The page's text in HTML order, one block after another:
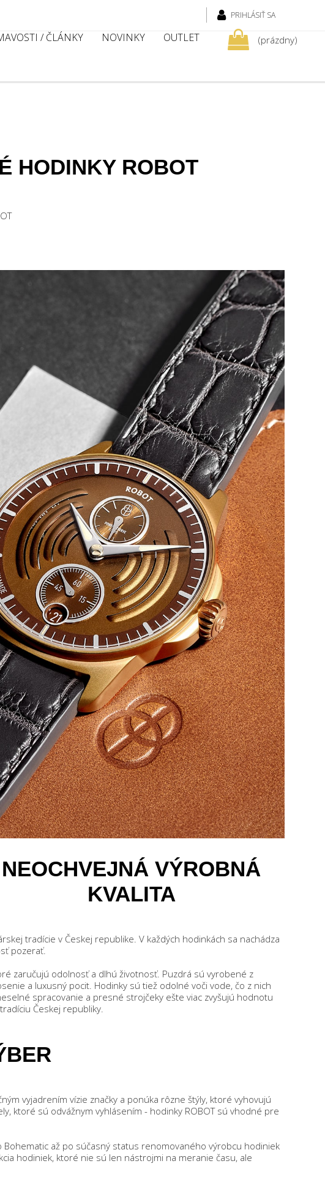
PRIHLÁSIŤ SA
/ ČLÁNKY NOVINKY OUTLET (prázdny)
HODINKY ROBOT
NEOCHVEJNÁ VÝROBNÁ
KVALITA
tradície v Českej republike. V každých hodinkách sa nachádza
pozerať.
zaručujú odolnosť a dlhú životnosť. Puzdrá sú vyrobené z
a luxusný pocit. Hodinky sú tiež odolné voči vode, čo z nich
spracovanie a presné strojčeky ešte viac zvyšujú hodnotu
Českej republiky.
vyjadrením vízie značky a ponúka rôzne štýly, ktoré vyhovujú
ktoré sú odvážnym vyhlásením - hodinky ROBOT sú vhodné pre
Bohematic až po súčasný status renomovaného výrobcu hodiniek
hodiniek, ktoré nie sú len nástrojmi na meranie času, ale